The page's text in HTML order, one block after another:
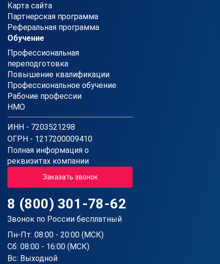
Карта сайта
Партнерская программа
Реферальная программа
Обучение
Профессиональная
переподготовка
Повышение квалификации
Профессиональное обучение
Рабочие профессии
НМО
ИНН - 7203521298
ОГРН - 1217200009410
Полная информация о
реквизитах компании
Заказать звонок
8 (800) 301-78-62
Звонок по России бесплатный
Пн-Пт: 08:00 - 20:00 (МСК)
Сб: 08:00 - 16:00 (МСК)
Вс: Выходной